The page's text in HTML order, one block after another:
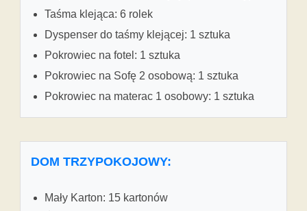
Taśma klejąca: 6 rolek
Dyspenser do taśmy klejącej: 1 sztuka
Pokrowiec na fotel: 1 sztuka
Pokrowiec na Sofę 2 osobową: 1 sztuka
Pokrowiec na materac 1 osobowy: 1 sztuka
DOM TRZYPOKOJOWY:
Mały Karton: 15 kartonów